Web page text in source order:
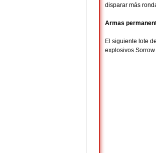
disparar más
Armas
El siguiente lote
explosivos